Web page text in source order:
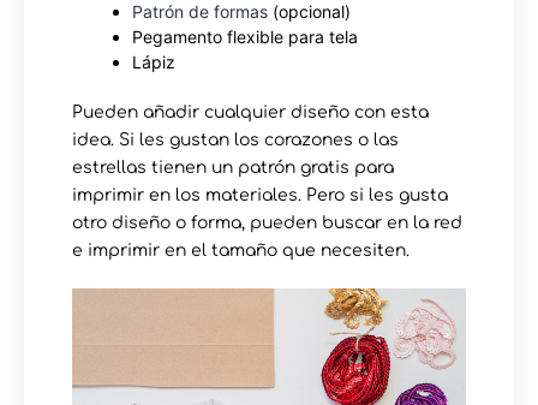
Patrón de formas (opcional)
Pegamento flexible para tela
Lápiz
Pueden añadir cualquier diseño con esta
idea. Si les gustan los corazones o las
estrellas tienen un patrón gratis para
imprimir en los materiales. Pero si les gusta
otro diseño o forma, pueden buscar en la red
e imprimir en el tamaño que necesiten.